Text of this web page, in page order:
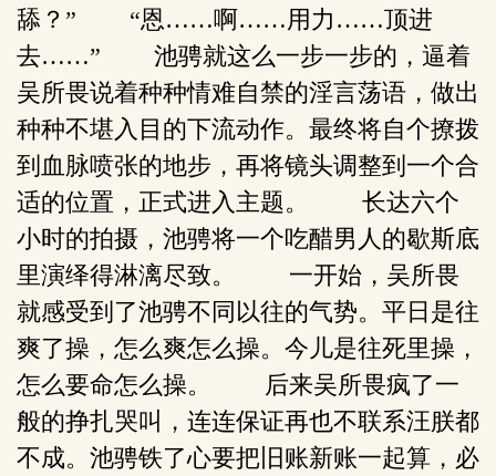
舔？” “恩……啊……用力……顶进
去……” 池骋就这么一步一步的，逼着
吴所畏说着种种情难自禁的淫言荡语，做出
种种不堪入目的下流动作。最终将自个撩拨
到血脉喷张的地步，再将镜头调整到一个合
适的位置，正式进入主题。 长达六个
小时的拍摄，池骋将一个吃醋男人的歇斯底
里演绎得淋漓尽致。 一开始，吴所畏
就感受到了池骋不同以往的气势。平日是往
爽了操，怎么爽怎么操。今儿是往死里操，
怎么要命怎么操。 后来吴所畏疯了一
般的挣扎哭叫，连连保证再也不联系汪朕都
不成。池骋铁了心要把旧账新账一起算，必